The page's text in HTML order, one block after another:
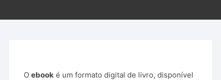
Oebook é um formato digital de livro, disponível